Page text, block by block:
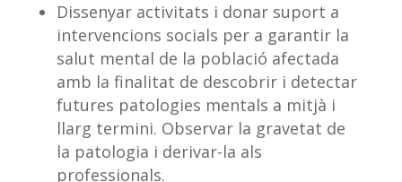
Dissenyar activitats i donar suport a
intervencions socials per a garantir la
salut mental de la població afectada
amb la finalitat de descobrir i detectar
futures patologies mentals a mitjà i
llarg termini. Observar la gravetat de
la patologia i derivar-la als
professionals.